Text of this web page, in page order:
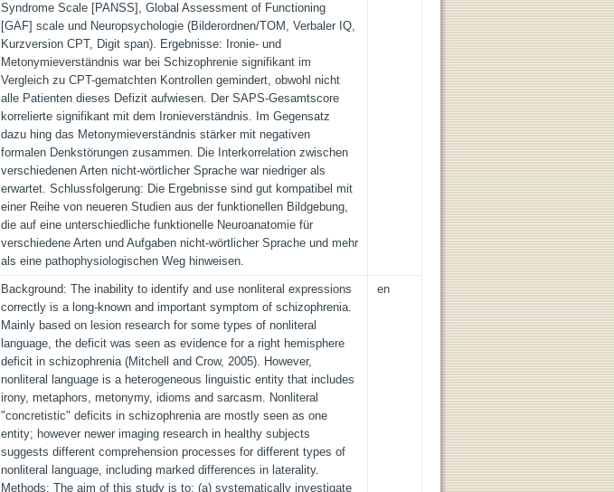
Syndrome Scale [PANSS], Global Assessment of Functioning
[GAF] scale und Neuropsychologie (Bilderordnen/TOM, Verbaler IQ,
Kurzversion CPT, Digit span). Ergebnisse: Ironie- und
Metonymieverständnis war bei Schizophrenie signifikant im
Vergleich zu CPT-gematchten Kontrollen gemindert, obwohl nicht
alle Patienten dieses Defizit aufwiesen. Der SAPS-Gesamtscore
korrelierte signifikant mit dem Ironieverständnis. Im Gegensatz
dazu hing das Metonymieverständnis stärker mit negativen
formalen Denkstörungen zusammen. Die Interkorrelation zwischen
verschiedenen Arten nicht-wörtlicher Sprache war niedriger als
erwartet. Schlussfolgerung: Die Ergebnisse sind gut kompatibel mit
einer Reihe von neueren Studien aus der funktionellen Bildgebung,
die auf eine unterschiedliche funktionelle Neuroanatomie für
verschiedene Arten und Aufgaben nicht-wörtlicher Sprache und mehr
als eine pathophysiologischen Weg hinweisen.
Background: The inability to identify and use nonliteral expressions
correctly is a long-known and important symptom of schizophrenia.
Mainly based on lesion research for some types of nonliteral
language, the deficit was seen as evidence for a right hemisphere
deficit in schizophrenia (Mitchell and Crow, 2005). However,
nonliteral language is a heterogeneous linguistic entity that includes
irony, metaphors, metonymy, idioms and sarcasm. Nonliteral
"concretistic" deficits in schizophrenia are mostly seen as one
entity; however newer imaging research in healthy subjects
suggests different comprehension processes for different types of
nonliteral language, including marked differences in laterality.
Methods: The aim of this study is to: (a) systematically investigate
en